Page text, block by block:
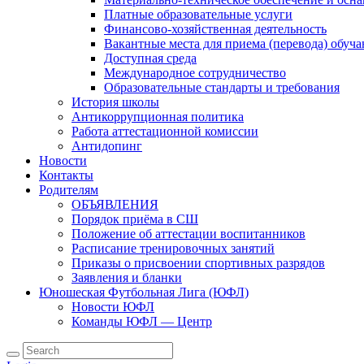
Платные образовательные услуги
Финансово-хозяйственная деятельность
Вакантные места для приема (перевода)
Доступная среда
Международное сотрудничество
Образовательные стандарты и требования
История школы
Антикоррупционная политика
Работа аттестационной комиссии
Антидопинг
Новости
Контакты
Родителям
ОБЪЯВЛЕНИЯ
Порядок приёма в СШ
Положение об аттестации воспитанников
Расписание тренировочных занятий
Приказы о присвоении спортивных разрядов
Заявления и бланки
Юношеская Футбольная Лига (ЮФЛ)
Новости ЮФЛ
Команды ЮФЛ — Центр